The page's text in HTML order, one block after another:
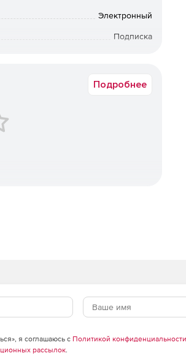
по умолчанию.
Электронный
Подписка
Подробнее
я соглашаюсь с Политикой конфиденциальности
рассылок.